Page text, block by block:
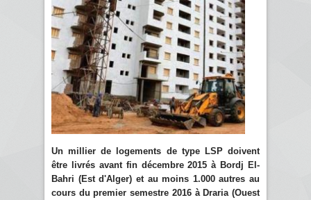
Un millier de logements de type LSP doivent
être livrés avant fin décembre 2015 à Bordj El-
Bahri (Est d'Alger) et au moins 1.000 autres au
cours du premier semestre 2016 à Draria (Ouest